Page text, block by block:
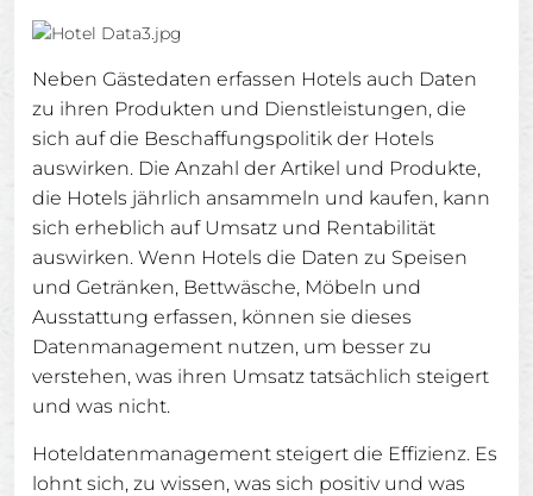
Neben Gästedaten erfassen Hotels auch Daten
zu ihren Produkten und Dienstleistungen, die
sich auf die Beschaffungspolitik der Hotels
auswirken. Die Anzahl der Artikel und Produkte,
die Hotels jährlich ansammeln und kaufen, kann
sich erheblich auf Umsatz und Rentabilität
auswirken. Wenn Hotels die Daten zu Speisen
und Getränken, Bettwäsche, Möbeln und
Ausstattung erfassen, können sie dieses
Datenmanagement nutzen, um besser zu
verstehen, was ihren Umsatz tatsächlich steigert
und was nicht.
Hoteldatenmanagement steigert die Effizienz. Es
lohnt sich, zu wissen, was sich positiv und was